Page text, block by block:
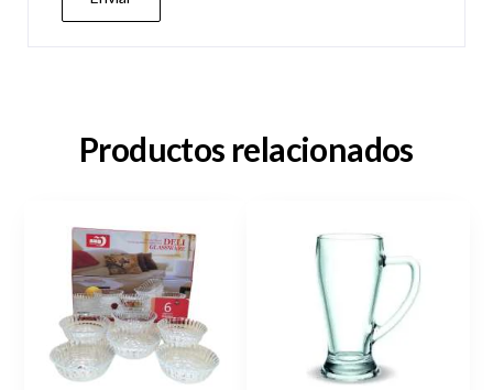
Productos relacionados